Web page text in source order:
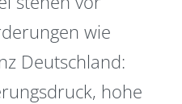
wie
Deutschland:
hohe